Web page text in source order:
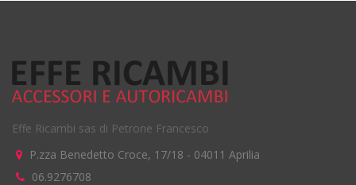
Effe Ricambi sas di Petrone Francesco
P.zza Benedetto Croce, 17/18 - 04011 Aprilia
06.9276708